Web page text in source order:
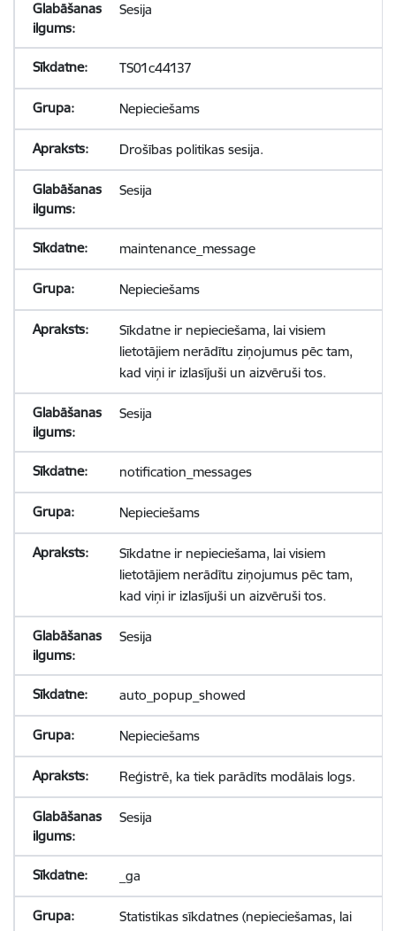
Sesija
TS01c44137
Nepieciešams
Drošības politikas sesija.
Sesija
maintenance_message
Nepieciešams
Sīkdatne ir nepieciešama, lai visiem
lietotājiem nerādītu ziņojumus pēc tam,
kad viņi ir izlasījuši un aizvēruši tos.
Sesija
notification_messages
Nepieciešams
Sīkdatne ir nepieciešama, lai visiem
lietotājiem nerādītu ziņojumus pēc tam,
kad viņi ir izlasījuši un aizvēruši tos.
Sesija
auto_popup_showed
Nepieciešams
Reģistrē, ka tiek parādīts modālais logs.
Sesija
_ga
Statistikas sīkdatnes (nepieciešamas, lai